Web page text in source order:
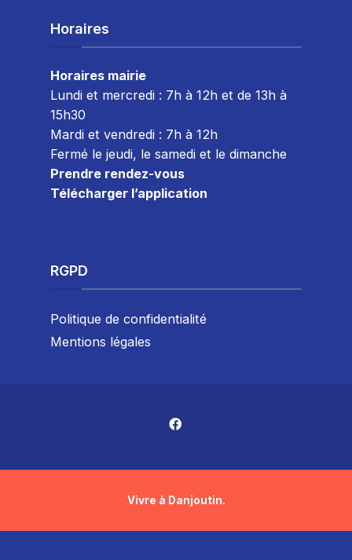
Horaires
Horaires mairie
Lundi et mercredi : 7h à 12h et de 13h à
15h30
Mardi et vendredi : 7h à 12h
Fermé le jeudi, le samedi et le dimanche
Prendre rendez-vous
Télécharger l’application
RGPD
Politique de confidentialité
Mentions légales
Vivre à Danjoutin.